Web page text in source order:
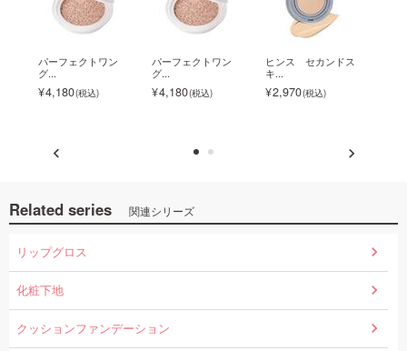
パーフェクトワン
グ...
4,180
パーフェクトワン
グ...
4,180
ヒンス セカンドス
キ...
2,970
Related series 関連シリーズ
リップグロス
化粧下地
クッションファンデーション